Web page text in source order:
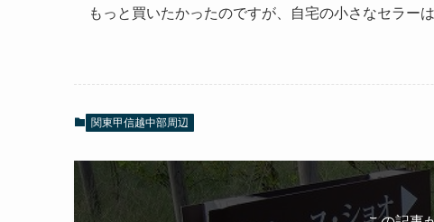
もっと買いたかったのですが、自宅の小さなセラー
関東甲信越中部周辺